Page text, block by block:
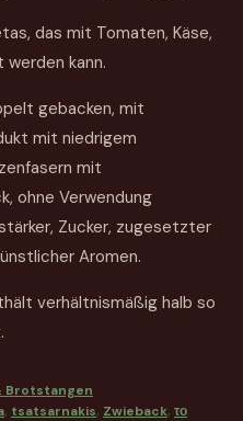
das mit Tomaten, Käse,
kann.
gebacken, mit
mit niedrigem
mit
ohne Verwendung
Zucker, zugesetzter
Aromen.
verhältnismäßig halb so
Brotstangen
, tsatsarnakis, Zwieback, το